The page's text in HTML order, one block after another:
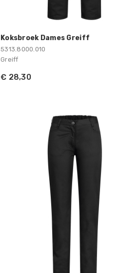
Koksbroek Dames Greiff
5313.8000.010
Greiff
€ 28,30